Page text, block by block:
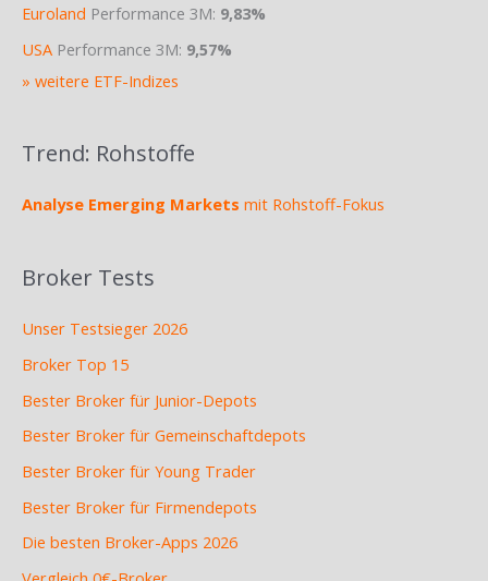
Euroland Performance 3M: 9,83%
USA Performance 3M: 9,57%
» weitere ETF-Indizes
Trend: Rohstoffe
Analyse Emerging Markets mit Rohstoff-Fokus
Broker Tests
Unser Testsieger 2026
Broker Top 15
Bester Broker für Junior-Depots
Bester Broker für Gemeinschaftdepots
Bester Broker für Young Trader
Bester Broker für Firmendepots
Die besten Broker-Apps 2026